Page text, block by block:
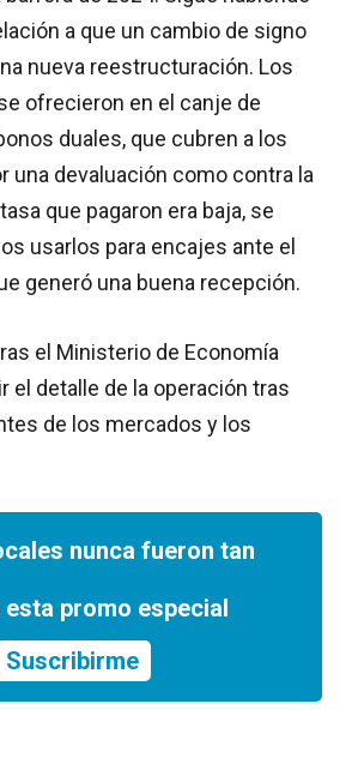
a que un cambio de signo
nueva reestructuración. Los
ofrecieron en el canje de
duales, que cubren a los
una devaluación como contra la
que pagaron era baja, se
usarlos para encajes ante el
generó una buena recepción.
el Ministerio de Economía
el detalle de la operación tras
de los mercados y los
nunca fueron tan
esta promo especial
Suscribirme